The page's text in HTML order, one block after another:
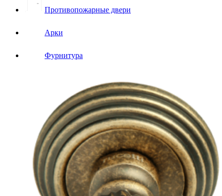
Противопожарные двери
Арки
Фурнитура